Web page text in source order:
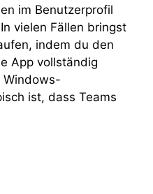
im Benutzerprofil
vielen Fällen bringst
indem du den
App vollständig
Windows-
ist, dass Teams